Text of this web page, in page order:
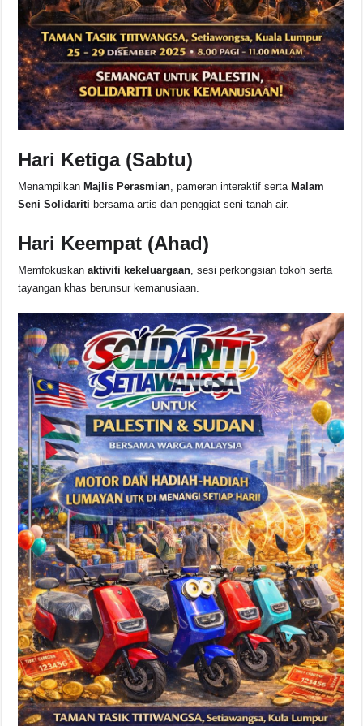
Hari Ketiga (Sabtu)
Menampilkan Majlis Perasmian, pameran interaktif serta Malam
Seni Solidariti bersama artis dan penggiat seni tanah air.
Hari Keempat (Ahad)
Memfokuskanaktiviti kekeluargaan, sesi perkongsian tokoh serta
tayangan khas berunsur kemanusiaan.